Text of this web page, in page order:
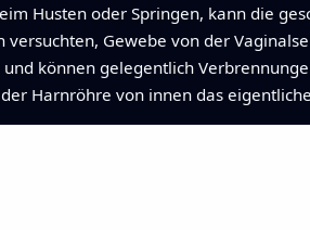
Husten oder Springen, kann die
Gewebe von der
können gelegentlich
Harnröhre von innen das